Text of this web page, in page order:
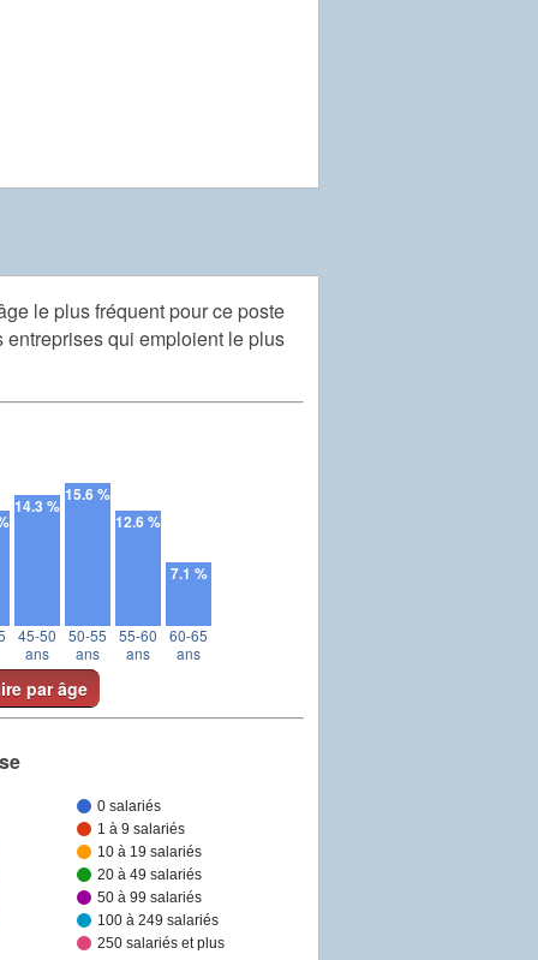
le plus fréquent pour ce poste
entreprises qui emploient le plus
45-50
ans
14.3 %
50-55
ans
15.6 %
55-60
ans
12.6 %
60-65
ans
7.1 %
par âge
0 salariés
1 à 9 salariés
10 à 19 salariés
20 à 49 salariés
50 à 99 salariés
100 à 249 salariés
250 salariés et plus